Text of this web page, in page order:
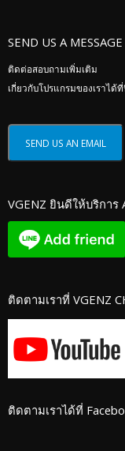
SEND US A MESSAGE
ติดต่อสอบถามเพิ่มเติม
เกี่ยวกับโปรแกรมของเราได้
VGENZ ยินดีให้บริการ
ติดตามเราที่ VGENZ
ติดตามเราได้ที่